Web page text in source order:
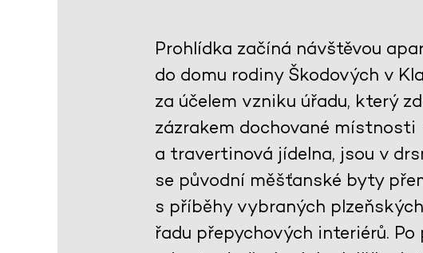
Prohlídka začíná návštěvou
do domu rodiny Škodových v
za účelem vzniku úřadu, který
zázrakem dochované
a travertinová jídelna, jsou v
se původní měšťanské byty
s příběhy vybraných
řadu přepychových interiérů.